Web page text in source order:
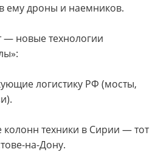
ему дроны и наемников.
— новые технологии
логистику РФ (мосты,
техники в Сирии — тот
на-Дону.